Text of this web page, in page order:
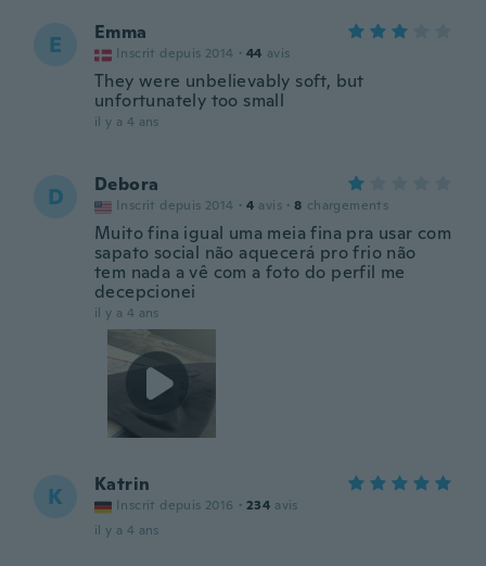
E Emma
Inscrit depuis 2014 · 44 avis
They were unbelievably soft, but
unfortunately too small
il y a 4 ans
D Debora
Inscrit depuis 2014 · 4 avis · 8 chargements
Muito fina igual uma meia fina pra usar com
sapato social não aquecerá pro frio não
tem nada a vê com a foto do perfil me
decepcionei
il y a 4 ans
K Katrin
Inscrit depuis 2016 · 234 avis
il y a 4 ans